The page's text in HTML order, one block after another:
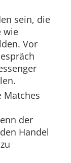
sein, die
wie
Vor
Matches
der
Handel